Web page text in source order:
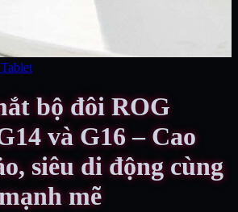
bộ đôi ROG
và G16 – Cao
siêu di động cùng
mẽ